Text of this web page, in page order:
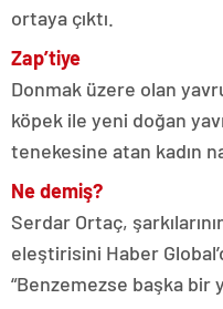
ortaya çıktı.
Zap’tiye
Donmak üzere olan
köpek ile yeni doğan
tenekesine atan kadın
Ne demiş?
Serdar Ortaç,
eleştirisini Haber
“Benzemezse başka